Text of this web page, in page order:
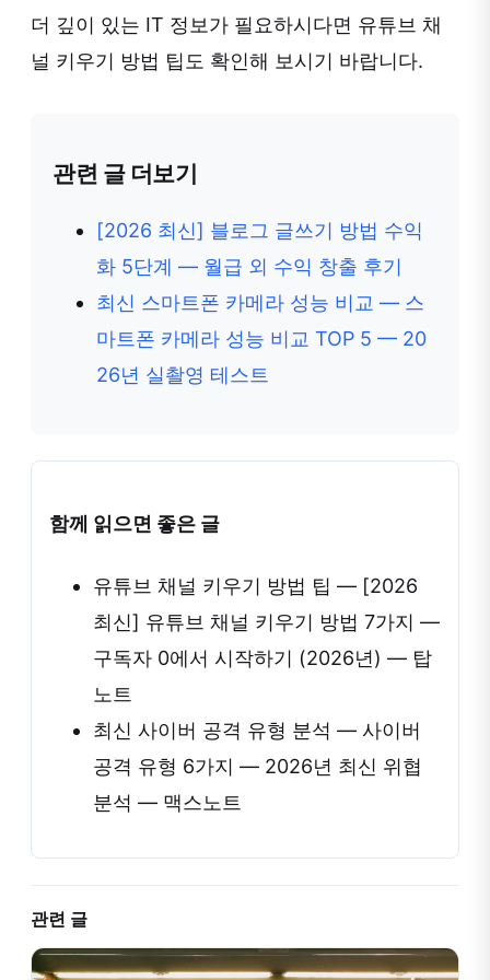
더 깊이 있는 IT 정보가 필요하시다면 유튜브 채
널 키우기 방법 팁도 확인해 보시기 바랍니다.
관련 글 더보기
[2026 최신] 블로그 글쓰기 방법 수익
화 5단계 — 월급 외 수익 창출 후기
최신 스마트폰 카메라 성능 비교 — 스
마트폰 카메라 성능 비교 TOP 5 — 20
26년 실촬영 테스트
함께 읽으면 좋은 글
유튜브 채널 키우기 방법 팁 — [2026
최신] 유튜브 채널 키우기 방법 7가지 —
구독자 0에서 시작하기 (2026년) — 탑
노트
최신 사이버 공격 유형 분석 — 사이버
공격 유형 6가지 — 2026년 최신 위협
분석 — 맥스노트
관련 글